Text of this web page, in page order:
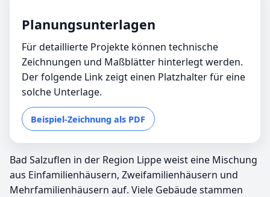
Planungsunterlagen
Für detaillierte Projekte können technische
Zeichnungen und Maßblätter hinterlegt werden.
Der folgende Link zeigt einen Platzhalter für eine
solche Unterlage.
Beispiel-Zeichnung als PDF
Bad Salzuflen in der Region Lippe weist eine Mischung
aus Einfamilienhäusern, Zweifamilienhäusern und
Mehrfamilienhäusern auf. Viele Gebäude stammen